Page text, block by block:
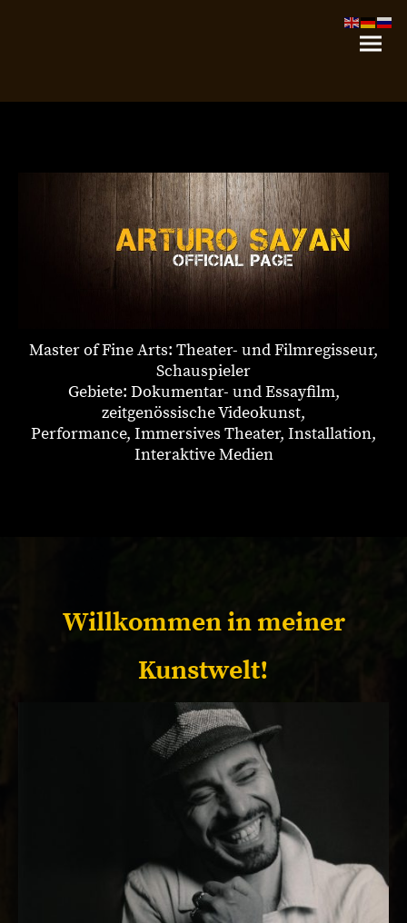
Master of Fine Arts: Theater- und Filmregisseur,
Schauspieler
Gebiete: Dokumentar- und Essayfilm,
zeitgenössische Videokunst,
Performance, Immersives Theater, Installation,
Interaktive Medien
Willkommen in meiner
Kunstwelt!